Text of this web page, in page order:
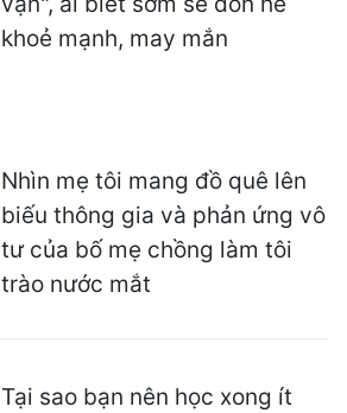
khoẻ mạnh, may mắn
Nhìn mẹ tôi mang đồ quê lên
biếu thông gia và phản ứng vô
tư của bố mẹ chồng làm tôi
trào nước mắt
Tại sao bạn nên học xong ít